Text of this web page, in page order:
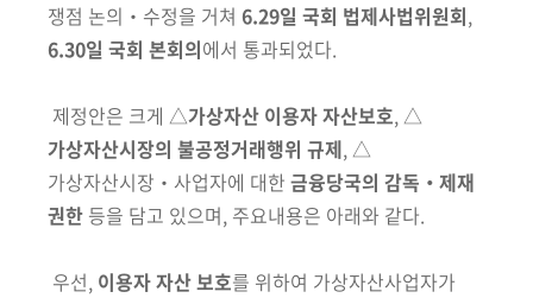
쟁점 논의‧수정을 거쳐 6.29일 국회 법제사법위원회,
6.30일 국회 본회의에서 통과되었다.
제정안은 크게 △가상자산 이용자 자산보호, △
가상자산시장의 불공정거래행위 규제, △
가상자산시장‧사업자에 대한 금융당국의 감독‧제재
권한 등을 담고 있으며, 주요내용은 아래와 같다.
우선, 이용자 자산 보호를 위하여 가상자산사업자가